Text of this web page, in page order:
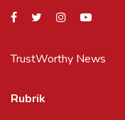
TrustWorthy News
Rubrik